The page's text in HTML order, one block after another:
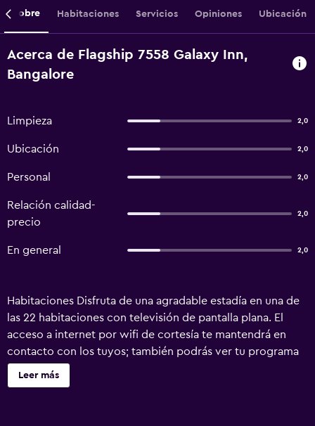
Sobre Habitaciones Servicios Opiniones Ubicación
Acerca de Flagship 7558 Galaxy Inn,
Bangalore
Limpieza 2,0
Ubicación 2,0
Personal 2,0
Relación calidad-
precio
2,0
En general 2,0
Habitaciones Disfruta de una agradable estadía en una de
las 22 habitaciones con televisión de pantalla plana. El
acceso a internet por wifi de cortesía te mantendrá en
contacto con los tuyos; también podrás ver tu programa
favorito en la televisión con canales por cable. El cuarto
de baño dispone de bañera o ducha. Las comodidades
Leer más